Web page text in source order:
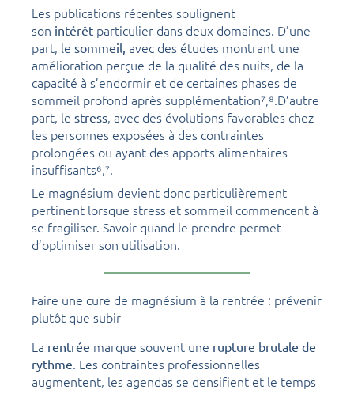
Les publications récentes soulignent
son intérêt particulier dans deux domaines. D’une
part, le sommeil, avec des études montrant une
amélioration perçue de la qualité des nuits, de la
capacité à s’endormir et de certaines phases de
sommeil profond après supplémentation⁷,⁸.D’autre
part, le stress, avec des évolutions favorables chez
les personnes exposées à des contraintes
prolongées ou ayant des apports alimentaires
insuffisants⁶,⁷.
Le magnésium devient donc particulièrement
pertinent lorsque stress et sommeil commencent à
se fragiliser. Savoir quand le prendre permet
d’optimiser son utilisation.
Faire une cure de magnésium à la rentrée : prévenir
plutôt que subir
La rentrée marque souvent une rupture brutale de
rythme. Les contraintes professionnelles
augmentent, les agendas se densifient et le temps